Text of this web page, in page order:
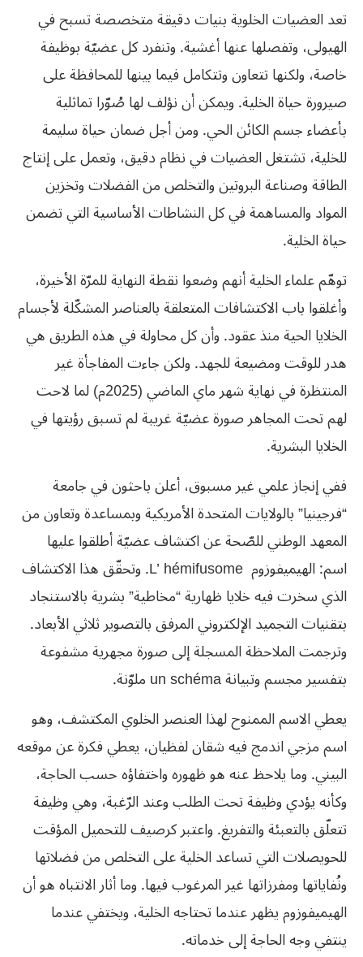
تعد العضيات الخلوية بنيات دقيقة متخصصة تسبح في
الهيولى، وتفصلها عنها أغشية. وتنفرد كل عضيّة بوظيفة
خاصة، ولكنها تتعاون وتتكامل فيما بينها للمحافظة على
صيرورة حياة الخلية. ويمكن أن نؤلف لها صُوّرا تماثلية
بأعضاء جسم الكائن الحي. ومن أجل ضمان حياة سليمة
للخلية، تشتغل العضيات في نظام دقيق، وتعمل على إنتاج
الطاقة وصناعة البروتين والتخلص من الفضلات وتخزين
المواد والمساهمة في كل النشاطات الأساسية التي تضمن
حياة الخلية.
توهّم علماء الخلية أنهم وضعوا نقطة النهاية للمرّة الأخيرة،
وأغلقوا باب الاكتشافات المتعلقة بالعناصر المشكّلة لأجسام
الخلايا الحية منذ عقود. وأن كل محاولة في هذه الطريق هي
هدر للوقت ومضيعة للجهد. ولكن جاءت المفاجأة غير
المنتظرة في نهاية شهر ماي الماضي (2025م) لما لاحت
لهم تحت المجاهر صورة عضيّة غريبة لم تسبق رؤيتها في
الخلايا البشرية.
ففي إنجاز علمي غير مسبوق، أعلن باحثون في جامعة
“فرجينيا” بالولايات المتحدة الأمريكية وبمساعدة وتعاون من
المعهد الوطني للصّحة عن اكتشاف عضيّة أطلقوا عليها
اسم: الهيميفوزوم L’ hémifusome. وتحقّق هذا الاكتشاف
الذي سخرت فيه خلايا ظهارية “مخاطية” بشرية بالاستنجاد
بتقنيات التجميد الإلكتروني المرفق بالتصوير ثلاثي الأبعاد.
وترجمت الملاحظة المسجلة إلى صورة مجهرية مشفوعة
بتفسير مجسم وتبيانة un schéma ملوّنة.
يعطي الاسم الممنوح لهذا العنصر الخلوي المكتشف، وهو
اسم مزجي اندمج فيه شقان لفظيان، يعطي فكرة عن موقعه
البيني. وما يلاحظ عنه هو ظهوره واختفاؤه حسب الحاجة،
وكأنه يؤدي وظيفة تحت الطلب وعند الرّغبة، وهي وظيفة
تتعلّق بالتعبئة والتفريغ. واعتبر كرصيف للتحميل المؤقت
للحويصلات التي تساعد الخلية على التخلص من فضلاتها
ونُفاياتها ومفرزاتها غير المرغوب فيها. وما أثار الانتباه هو أن
الهيميفوزوم يظهر عندما تحتاجه الخلية، ويختفي عندما
ينتفي وجه الحاجة إلى خدماته.